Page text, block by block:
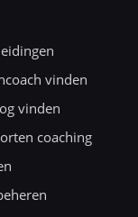
vinden
vinden
coaching